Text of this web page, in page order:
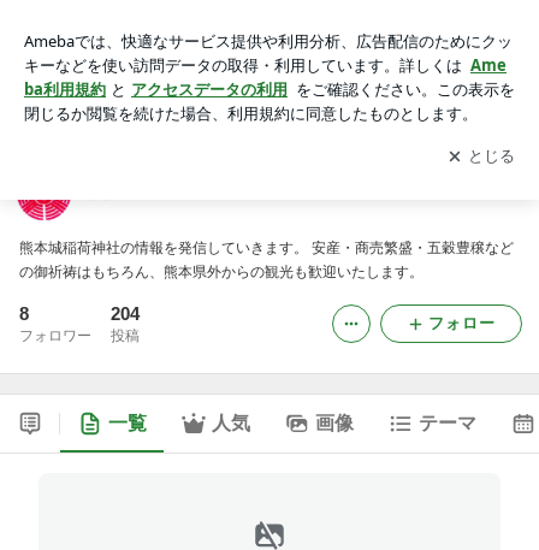
アプリをダウンロードして ブログの更新通知
を受け取りまし
ょう。
開く
熊本城稲荷神社の情報を発信していきます。 安産・商売繁盛・五穀豊穣など
の御祈祷はもちろん、熊本県外からの観光も歓迎いたします。
8
フォロワー
204
投稿
フォロー
一覧 人気 画像 テーマ